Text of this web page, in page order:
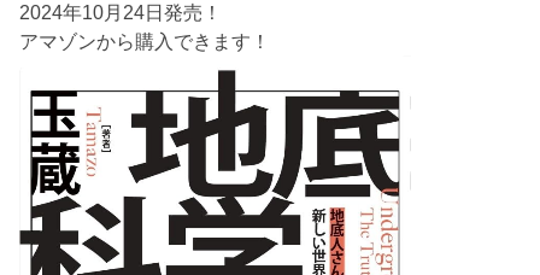
2024年10月24日発売！
アマゾンから購入できます！